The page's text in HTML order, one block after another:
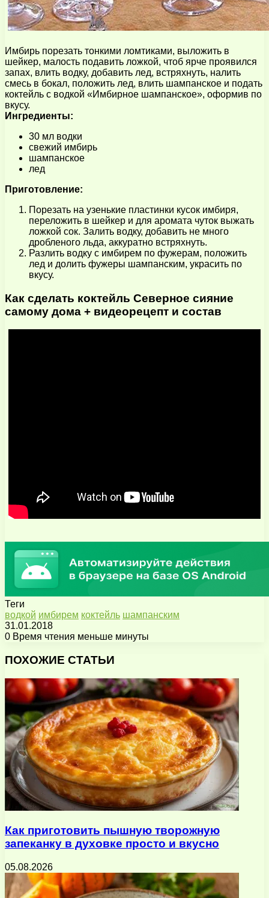
Имбирь порезать тонкими ломтиками, выложить в
шейкер, малость подавить ложкой, чтоб ярче проявился
запах, влить водку, добавить лед, встряхнуть, налить
смесь в бокал, положить лед, влить шампанское и подать
коктейль с водкой «Имбирное шампанское», оформив по
вкусу.
Ингредиенты:
30 мл водки
свежий имбирь
шампанское
лед
Приготовление:
Порезать на узенькие пластинки кусок имбиря,
переложить в шейкер и для аромата чуток выжать
ложкой сок. Залить водку, добавить не много
дробленого льда, аккуратно встряхнуть.
Разлить водку с имбирем по фужерам, положить
лед и долить фужеры шампанским, украсить по
вкусу.
Как сделать коктейль Северное сияние
самому дома + видеорецепт и состав
Теги
водкой имбирем коктейль шампанским
31.01.2018
0 Время чтения меньше минуты
через
почту
ПОХОЖИЕ СТАТЬИ
Как приготовить пышную творожную
запеканку в духовке просто и вкусно
05.08.2026